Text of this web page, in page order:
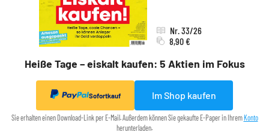
Heiße Tage – eiskalt kaufen: 5 Aktien im Fokus
Nr. 33/26
8,90 €
Sofortkauf Im Shop kaufen
Sie erhalten einen Download-Link per E-Mail. Außerdem können Sie gekaufte E-Paper in Ihrem Konto
herunterladen.